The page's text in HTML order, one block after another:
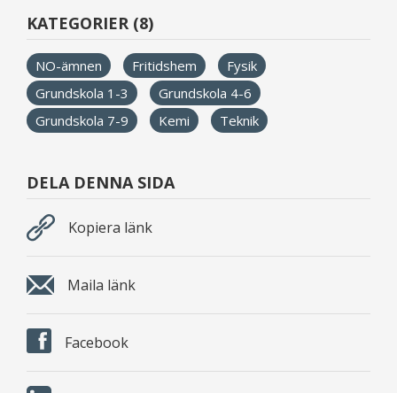
KATEGORIER (8)
NO-ämnen Fritidshem
Fysik
Grundskola 1-3
Grundskola 4-6
Grundskola 7-9
Kemi Teknik
DELA DENNA SIDA
Kopiera länk
Maila länk
Facebook